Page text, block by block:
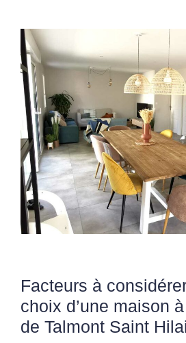
Facteurs à
choix d’une maison
de Talmont Saint